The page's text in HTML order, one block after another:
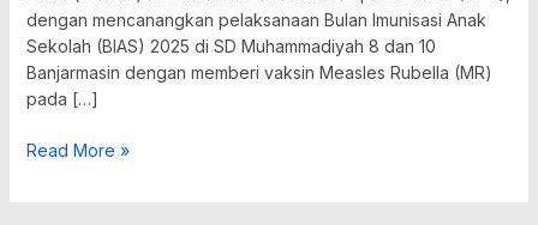
dengan mencanangkan pelaksanaan Bulan Imunisasi Anak
Sekolah (BIAS) 2025 di SD Muhammadiyah 8 dan 10
Banjarmasin dengan memberi vaksin Measles Rubella (MR)
pada […]
Read More »